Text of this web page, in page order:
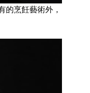
的烹飪藝術外，